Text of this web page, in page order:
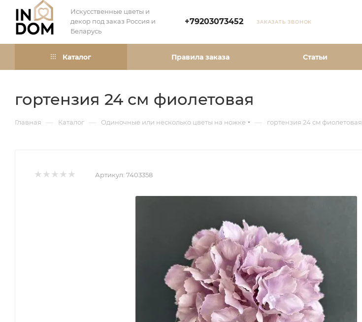
Искусственные цветы и
декор под заказ Россия и
Беларусь
+79203073452 ЗАКАЗАТЬ ЗВОНОК
Каталог Правила заказа Статьи
гортензия 24 см фиолетовая
Главная — Каталог — Одиночные или несколько цветы на ножке — гортензия 24 см фиолетовая
Артикул: 7403358